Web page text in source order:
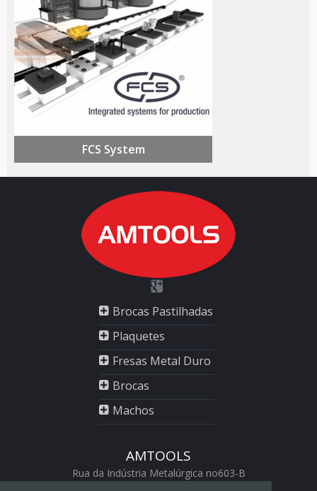
FCS System
Brocas Pastilhadas
Plaquetes
Fresas Metal Duro
Brocas
Machos
AMTOOLS
Rua da Indústria Metalúrgica no603-B